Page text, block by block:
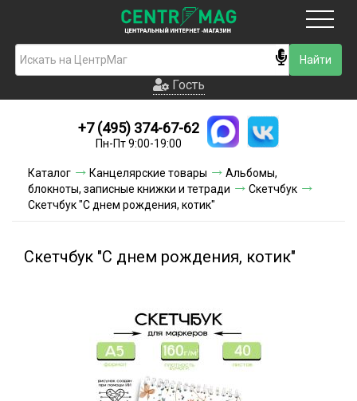
Гость
Новинки
Условия доставки
Условия оплаты
Гость
+7 (495) 374-67-62
Пн-Пт 9:00-19:00
Каталог Канцелярские товары
Альбомы,
блокноты, записные книжки и тетради
Скетчбук
Скетчбук "С днем рождения, котик"
Скетчбук "С днем рождения, котик"